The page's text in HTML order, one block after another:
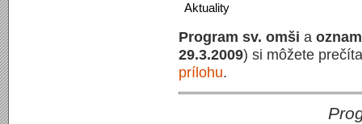
Aktuality
Program sv. omši a
29.3.2009) si môžete
prílohu.